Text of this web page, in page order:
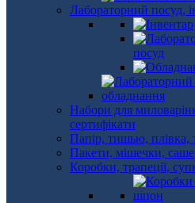
Лабораторний посуд,
посуд
Набори для
сертифікати
Папір, тишью, плівка,
Пакети, мішечки, саше
Коробки, трапеції,